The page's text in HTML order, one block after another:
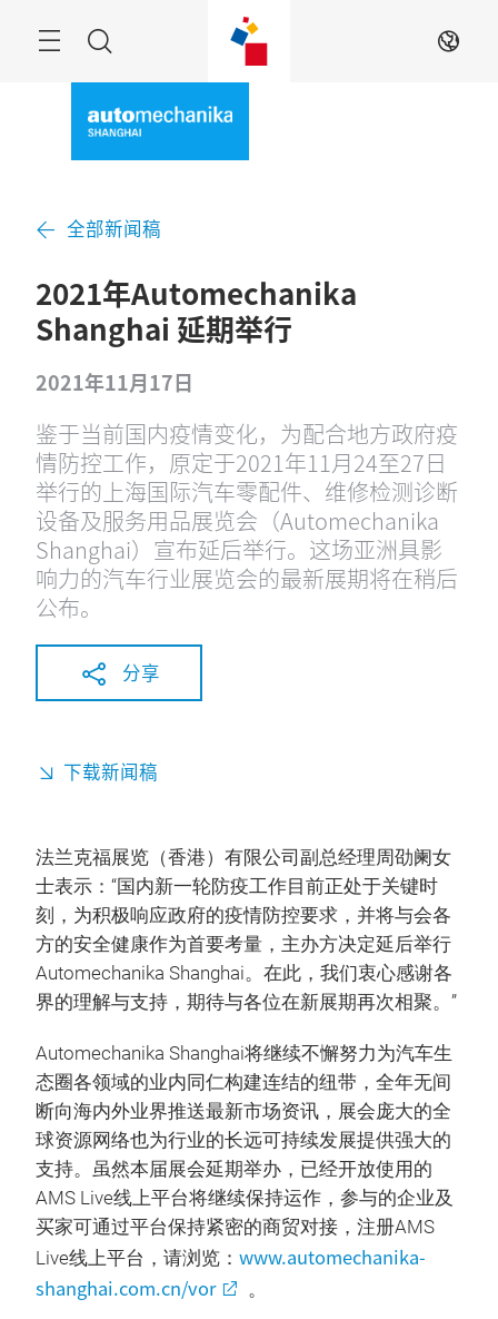
菜
ZH
全部新闻稿
2021年Automechanika
Shanghai 延期举行
2021年11月17日
鉴于当前国内疫情变化，为配合地方政府疫
情防控工作，原定于2021年11月24至27日
举行的上海国际汽车零配件、维修检测诊断
设备及服务用品展览会（Automechanika
Shanghai）宣布延后举行。这场亚洲具影
响力的汽车行业展览会的最新展期将在稍后
公布。
分享
下载新闻稿
法兰克福展览（香港）有限公司副总经理周劭阑女
士表示：“国内新一轮防疫工作目前正处于关键时
刻，为积极响应政府的疫情防控要求，并将与会各
方的安全健康作为首要考量，主办方决定延后举行
Automechanika Shanghai。在此，我们衷心感谢各
界的理解与支持，期待与各位在新展期再次相聚。”
Automechanika Shanghai将继续不懈努力为汽车生
态圈各领域的业内同仁构建连结的纽带，全年无间
断向海内外业界推送最新市场资讯，展会庞大的全
球资源网络也为行业的长远可持续发展提供强大的
支持。虽然本届展会延期举办，已经开放使用的
AMS Live线上平台将继续保持运作，参与的企业及
买家可通过平台保持紧密的商贸对接，注册AMS
Live线上平台，请浏览： www.automechanika-
shanghai.com.cn/vor
。